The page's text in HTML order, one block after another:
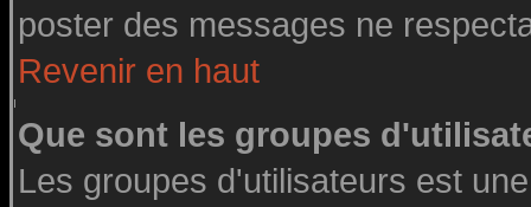
poster des messages ne
Revenir en haut
Que sont les groupes
Les groupes d'utilisateurs est